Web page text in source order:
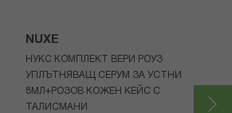
NUXE
НУКС КОМПЛЕКТ ВЕРИ РОУЗ
УПЛЪТНЯВАЩ СЕРУМ ЗА УСТНИ
8МЛ+РОЗОВ КОЖЕН КЕЙС С
ТАЛИСМАНИ